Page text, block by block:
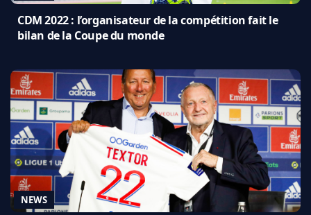
CDM 2022 : l’organisateur de la compétition fait le
bilan de la Coupe du monde
NEWS